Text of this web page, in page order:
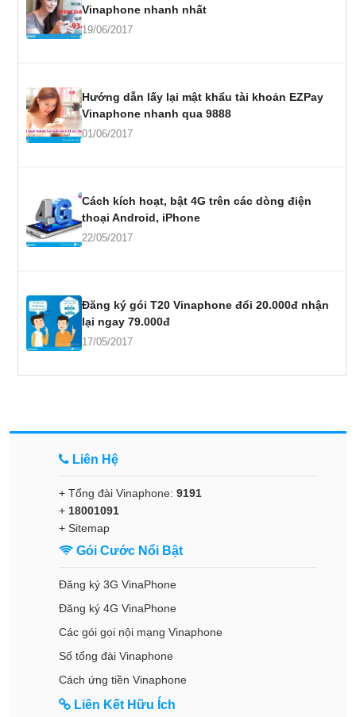
Vinaphone nhanh nhất
19/06/2017
Hướng dẫn lấy lại mật khẩu tài khoản EZPay
Vinaphone nhanh qua 9888
01/06/2017
Cách kích hoạt, bật 4G trên các dòng điện
thoại Android, iPhone
22/05/2017
Đăng ký gói T20 Vinaphone đổi 20.000đ nhận
lại ngay 79.000đ
17/05/2017
Liên Hệ
+ Tổng đài Vinaphone: 9191
+ 18001091
+ Sitemap
Gói Cước Nổi Bật
Đăng ký 3G VinaPhone
Đăng ký 4G VinaPhone
Các gói gọi nội mạng Vinaphone
Số tổng đài Vinaphone
Cách ứng tiền Vinaphone
Liên Kết Hữu Ích